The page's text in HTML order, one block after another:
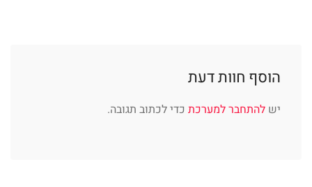
הוסף חוות דעת
יש להתחבר למערכת כדי לכתוב תגובה.